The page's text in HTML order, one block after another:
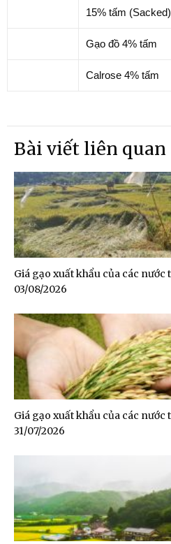
15% tấm (Sacked)
Gạo đồ 4% tấm
Calrose 4% tấm
Bài viết liên quan
Giá gạo xuất khẩu của các
03/08/2026
Giá gạo xuất khẩu của các
31/07/2026